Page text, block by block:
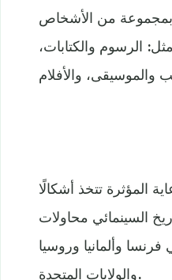
بمجموعة من الأشخاص
الرسوم والكتابات،
أو الدعاية المؤثرة تتخذ أشكالًا
السينمائي محاولات
وألمانيا وروسيا
والولايات المتحدة.